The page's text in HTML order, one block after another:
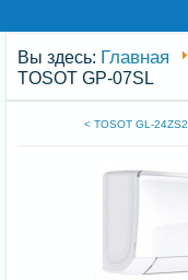
Вы здесь: Главная
TOSOT GP-07SL
< TOSOT GL-24ZS2